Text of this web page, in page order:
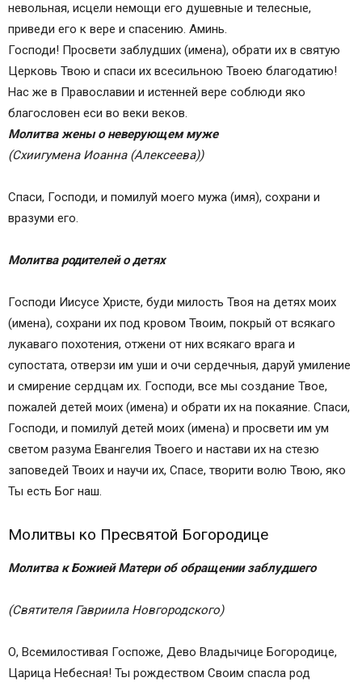
невольная, исцели немощи его душевные и телесные,
приведи его к вере и спасению. Аминь.
Господи! Просвети заблудших (имена), обрати их в святую
Церковь Твою и спаси их всесильною Твоею благодатию!
Нас же в Православии и истенней вере соблюди яко
благословен еси во веки веков.
Молитва жены о неверующем муже
(Схиигумена Иоанна (Алексеева))
Спаси, Господи, и помилуй моего мужа (имя), сохрани и
вразуми его.
Молитва родителей о детях
Господи Иисусе Христе, буди милость Твоя на детях моих
(имена), сохрани их под кровом Твоим, покрый от всякаго
лукаваго похотения, отжени от них всякаго врага и
супостата, отверзи им уши и очи сердечныя, даруй умиление
и смирение сердцам их. Господи, все мы создание Твое,
пожалей детей моих (имена) и обрати их на покаяние. Спаси,
Господи, и помилуй детей моих (имена) и просвети им ум
светом разума Евангелия Твоего и настави их на стезю
заповедей Твоих и научи их, Спасе, творити волю Твою, яко
Ты есть Бог наш.
Молитвы ко Пресвятой Богородице
Молитва к Божией Матери об обращении заблудшего
(Святителя Гавриила Новгородского)
О, Всемилостивая Госпоже, Дево Владычице Богородице,
Царица Небесная! Ты рождеством Своим спасла род